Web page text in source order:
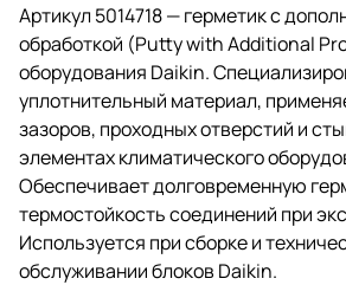
Артикул 5014718 — герметик с
обработкой (Putty with Additional
оборудования Daikin.
уплотнительный материал,
зазоров, проходных отверстий и
элементах климатического
Обеспечивает долговременную
термостойкость соединений при
Используется при сборке и
обслуживании блоков Daikin.